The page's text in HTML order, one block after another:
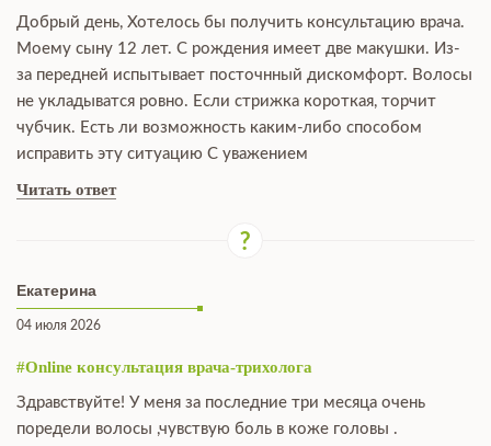
Добрый день, Хотелось бы получить консультацию врача.
Моему сыну 12 лет. С рождения имеет две макушки. Из-
за передней испытывает посточнный дискомфорт. Волосы
не укладыватся ровно. Если стрижка короткая, торчит
чубчик. Есть ли возможность каким-либо способом
исправить эту ситуацию С уважением
Читать ответ
Екатерина
04 июля 2026
#Online консультация врача-трихолога
Здравствуйте! У меня за последние три месяца очень
поредели волосы ,чувствую боль в коже головы .